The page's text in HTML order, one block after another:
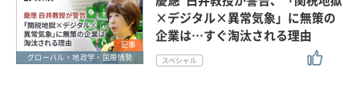
記事
グローバル・地政学・国際情勢
×デジタル×異常気象」に無策の
企業は…すぐ淘汰される理由